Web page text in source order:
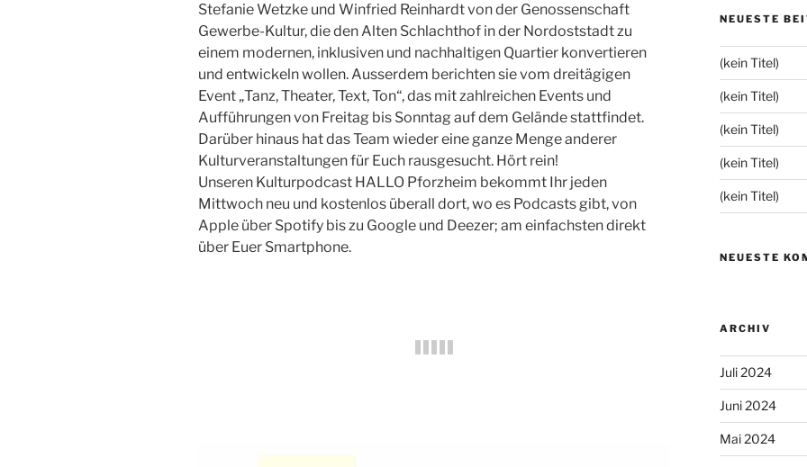
Stefanie Wetzke und Winfried Reinhardt von der Genossenschaft
Gewerbe-Kultur, die den Alten Schlachthof in der Nordoststadt zu
einem modernen, inklusiven und nachhaltigen Quartier konvertieren
und entwickeln wollen. Ausserdem berichten sie vom dreitägigen
Event „Tanz, Theater, Text, Ton“, das mit zahlreichen Events und
Aufführungen von Freitag bis Sonntag auf dem Gelände stattfindet.
Darüber hinaus hat das Team wieder eine ganze Menge anderer
Kulturveranstaltungen für Euch rausgesucht. Hört rein!
Unseren Kulturpodcast HALLO Pforzheim bekommt Ihr jeden
Mittwoch neu und kostenlos überall dort, wo es Podcasts gibt, von
Apple über Spotify bis zu Google und Deezer; am einfachsten direkt
über Euer Smartphone.
NEUESTE
(kein Titel)
(kein Titel)
(kein Titel)
(kein Titel)
(kein Titel)
NEUESTE
ARCHIV
Juli 2024
Juni 2024
Mai 2024